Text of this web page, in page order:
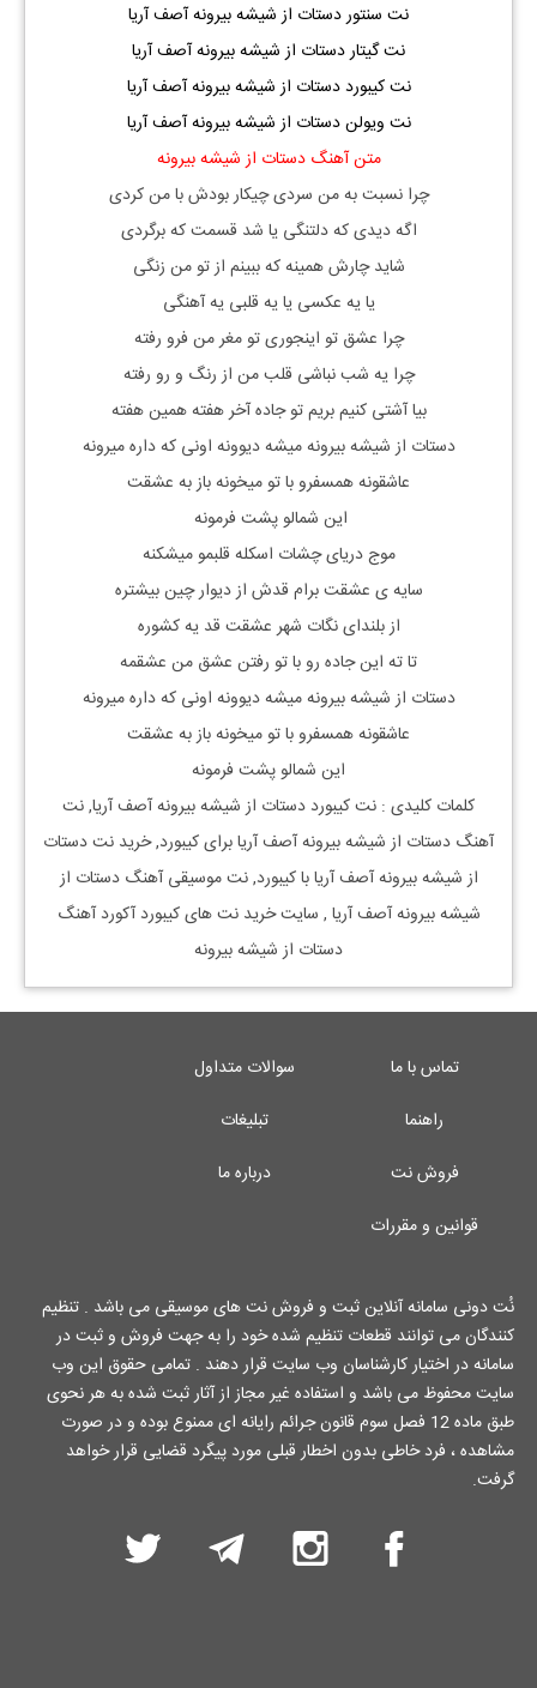
نت سنتور دستات از شیشه بیرونه آصف آریا
نت گیتار دستات از شیشه بیرونه آصف آریا
نت کیبورد دستات از شیشه بیرونه آصف آریا
نت ویولن دستات از شیشه بیرونه آصف آریا
متن آهنگ دستات از شیشه بیرونه
چرا نسبت به من سردی چیکار بودش با من کردی
اگه دیدی که دلتنگی یا شد قسمت که برگردی
شاید چارش همینه که ببینم از تو من زنگی
یا یه عکسی یا یه قلبی یه آهنگی
چرا عشق تو اینجوری تو مغر من فرو رفته
چرا یه شب نباشی قلب من از رنگ و رو رفته
بیا آشتی کنیم بریم تو جاده آخر هفته همین هفته
دستات از شیشه بیرونه میشه دیوونه اونی که داره میرونه
عاشقونه همسفرو با تو میخونه باز به عشقت
این شمالو پشت فرمونه
موج دریای چشات اسکله قلبمو میشکنه
سایه ی عشقت برام قدش از دیوار چین بیشتره
از بلندای نگات شهر عشقت قد یه کشوره
تا ته این جاده رو با تو رفتن عشق من عشقمه
دستات از شیشه بیرونه میشه دیوونه اونی که داره میرونه
عاشقونه همسفرو با تو میخونه باز به عشقت
این شمالو پشت فرمونه
کلمات کلیدی : نتکیبورد دستات از شیشه بیرونه آصف آریا, نت
آهنگ دستات از شیشه بیرونه آصف آریابرایکیبورد, خرید نتدستات
از شیشه بیرونه آصف آریاباکیبورد, نت موسیقی آهنگ دستات از
شیشه بیرونه آصف آریا , سایت خرید نت های کیبورد آکورد آهنگ
دستات از شیشه بیرونه
تماس با ما
سوالات متداول
راهنما
تبلیغات
فروش نت
درباره ما
قوانین و مقررات
نُت دونی سامانه آنلاین ثبت و فروش نت های موسیقی می باشد . تنظیم
کنندگان می توانند قطعات تنظیم شده خود را به جهت فروش و ثبت در
سامانه در اختیار کارشناسان وب سایت قرار دهند . تمامی حقوق این وب
سایت محفوظ می باشد و استفاده غیر مجاز از آثار ثبت شده به هر نحوی
طبق ماده 12 فصل سوم قانون جرائم رایانه ای ممنوع بوده و در صورت
مشاهده ، فرد خاطی بدون اخطار قبلی مورد پیگرد قضایی قرار خواهد
گرفت.